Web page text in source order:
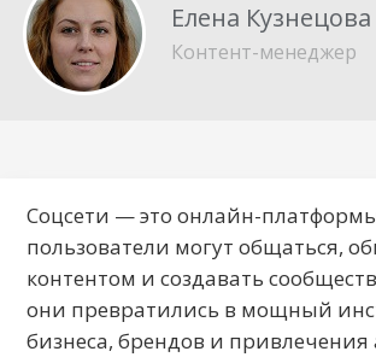
Елена Кузнецова
Контент-менеджер
Соцсети — это онлайн-
пользователи могут общаться,
контентом и создавать
они превратились в мощный
бизнеса, брендов и